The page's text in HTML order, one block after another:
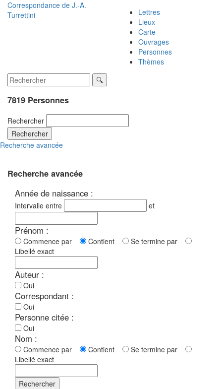
Correspondance de J.-A.
Turrettini
Lettres
Lieux
Carte
Ouvrages
Personnes
Thèmes
7819 Personnes
Rechercher
Rechercher
Recherche avancée
Recherche avancée
Année de naissance :
Intervalle entre et
Prénom :
Commence par Contient
Se termine par
Libellé exact
Auteur :
Oui
Correspondant :
Oui
Personne citée :
Oui
Nom :
Commence par Contient
Se termine par
Libellé exact
Rechercher